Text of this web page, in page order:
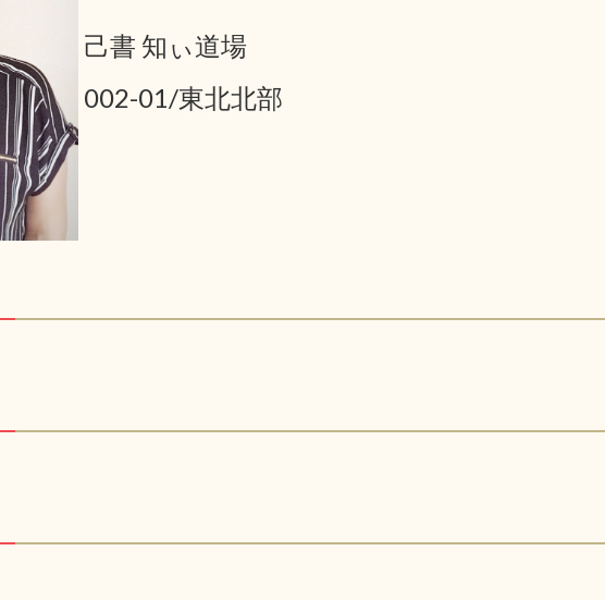
己書 知ぃ道場
002-01/東北北部